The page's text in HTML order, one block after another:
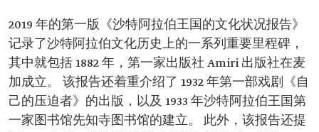
2019 年的第一版《沙特阿拉伯王国的文化状况报告》
记录了沙特阿拉伯文化历史上的一系列重要里程碑，
其中就包括 1882 年，第一家出版社 Amiri 出版社在麦
加成立。 该报告还着重介绍了 1932 年第一部戏剧《自
己的压迫者》的出版，以及 1933 年沙特阿拉伯王国第
一家图书馆先知寺图书馆的建立。 此外，该报告还提